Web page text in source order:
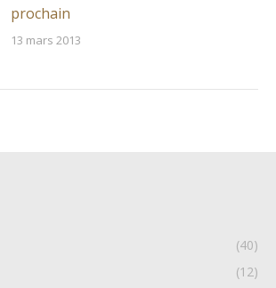
prochain
13 mars 2013
(40)
(12)